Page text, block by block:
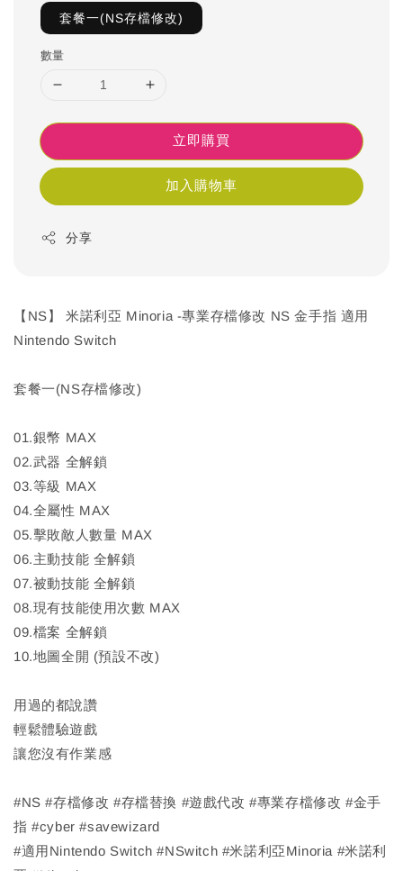
套餐一(NS存檔修改)
數量
立即購買
加入購物車
分享
【NS】 米諾利亞 Minoria -專業存檔修改 NS 金手指 適用
Nintendo Switch
套餐一(NS存檔修改)
01.銀幣 MAX
02.武器 全解鎖
03.等級 MAX
04.全屬性 MAX
05.擊敗敵人數量 MAX
06.主動技能 全解鎖
07.被動技能 全解鎖
08.現有技能使用次數 MAX
09.檔案 全解鎖
10.地圖全開 (預設不改)
用過的都說讚
輕鬆體驗遊戲
讓您沒有作業感
#NS #存檔修改 #存檔替換 #遊戲代改 #專業存檔修改 #金手
指 #cyber #savewizard
#適用Nintendo Switch #NSwitch #米諾利亞Minoria #米諾利